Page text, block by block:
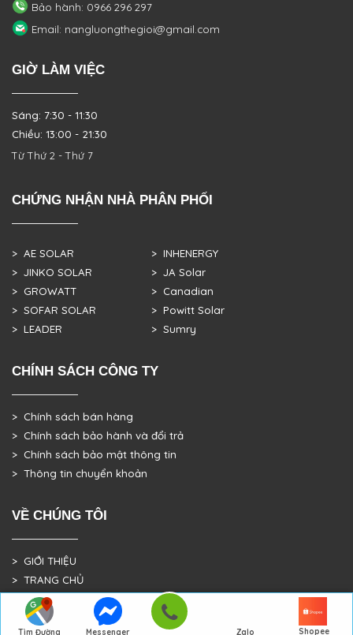
Tìm Đường Messenger Zalo Shopee
Bảo hành: 0966 296 297
Email: nangluongthegioi@gmail.com
GIỜ LÀM VIỆC
Sáng: 7:30 - 11:30
Chiều: 13:00 - 21:30
Từ Thứ 2 - Thứ 7
CHỨNG NHẬN NHÀ PHÂN PHỐI
> AE SOLAR
> JINKO SOLAR
> GROWATT
> SOFAR SOLAR
> LEADER
> INHENERGY
> JA Solar
> Canadian
> Powitt Solar
> Sumry
CHÍNH SÁCH CÔNG TY
> Chính sách bán hàng
> Chính sách bảo hành và đổi trả
> Chính sách bảo mật thông tin
> Thông tin chuyển khoản
VỀ CHÚNG TÔI
> GIỚI THIỆU
> TRANG CHỦ
> DỰ ÁN THỰC TẾ